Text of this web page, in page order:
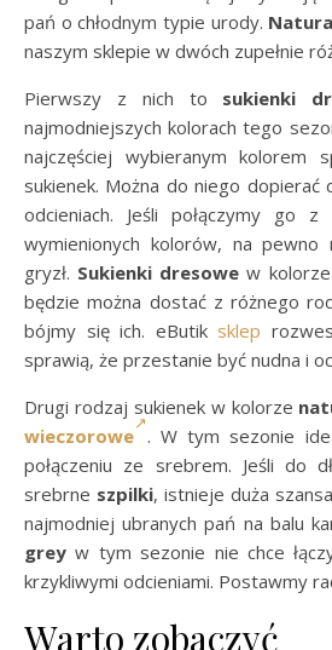
pań o chłodnym typie urody.
naszym sklepie w dwóch zupełnie
Pierwszy z nich to sukienki
najmodniejszych kolorach tego
najczęściej wybieranym kolorem
sukienek. Można do niego
odcieniach. Jeśli połączymy go
wymienionych kolorów, na
gryzł. Sukienki dresowe w kolorze
będzie można dostać z różnego
bójmy się ich. eButik sklep
sprawią, że przestanie być nudna i
Drugi rodzaj sukienek w kolorze
wieczorowe . W tym sezonie
połączeniu ze srebrem. Jeśli do
srebrne szpilki, istnieje duża
najmodniej ubranych pań na balu
grey w tym sezonie nie chce
krzykliwymi odcieniami. Postawmy
Warto zobaczyć